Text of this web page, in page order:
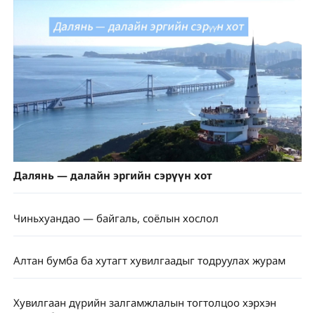
Далянь — далайн эргийн сэрүүн хот
Чиньхуандао — байгаль, соёлын хослол
Алтан бумба ба хутагт хувилгаадыг тодруулах журам
Хувилгаан дүрийн залгамжлалын тогтолцоо хэрхэн